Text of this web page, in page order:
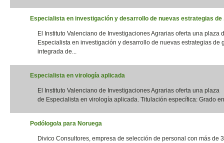
Especialista en investigación y desarrollo de nuevas estrategias de
El Instituto Valenciano de Investigaciones Agrarias oferta una plaza
Especialista en investigación y desarrollo de nuevas estrategias de
integrada de...
Especialista en virología aplicada
El Instituto Valenciano de Investigaciones Agrarias oferta una plaza
de Especialista en virología aplicada. Titulación específica: Grado
Podólogo/a para Noruega
Divico Consultores, empresa de selección de personal con más de